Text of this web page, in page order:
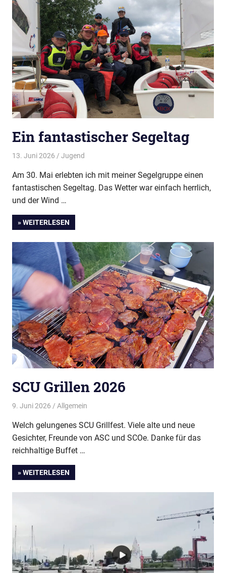
Ein fantastischer Segeltag
13. Juni 2026 Thees
Jugend
Am 30. Mai erlebten ich mit meiner Segelgruppe einen
fantastischen Segeltag. Das Wetter war einfach herrlich,
und der Wind …
» WEITERLESEN
SCU Grillen 2026
9. Juni 2026 Thees
Allgemein
Welch gelungenes SCU Grillfest. Viele alte und neue
Gesichter, Freunde von ASC und SCOe. Danke für das
reichhaltige Buffet …
» WEITERLESEN